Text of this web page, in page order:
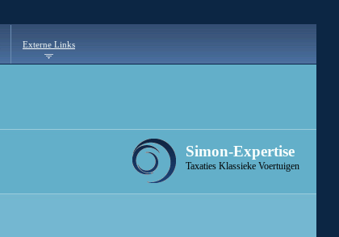
Externe Links
Simon-Expertise
Taxaties Klassieke Voertuigen